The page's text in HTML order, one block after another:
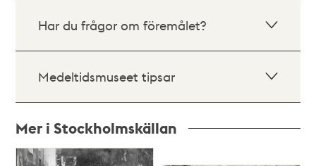
Har du frågor om föremålet?
Medeltidsmuseet tipsar
Mer i Stockholmskällan
Relaterade